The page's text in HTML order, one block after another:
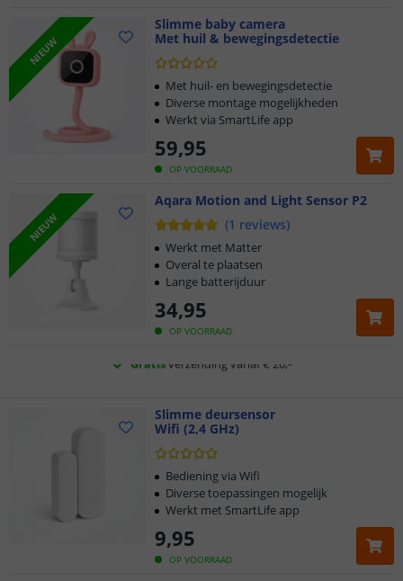
NIEUW
Slimme baby camera
Met huil & bewegingsdetectie
OP VOORRAAD
59,95
Met huil- en bewegingsdetectie
Diverse montage mogelijkheden
Werkt via SmartLife app
NIEUW
Aqara Motion and Light Sensor P2
(1 reviews)
OP VOORRAAD
34,95
Werkt met Matter
Overal te plaatsen
Lange batterijduur
Klantbeoordeling 9.1
Voor 23:45 uur besteld,morgen in huis
2 jaar garantie
Gratis verzending vanaf € 20,-
Klantbeoordeling 9.1
Voor 23:45 uur besteld,morgen in huis
Slimme deursensor
Wifi (2,4 GHz)
OP VOORRAAD
9,95
Bediening via Wifi
Diverse toepassingen mogelijk
Werkt met SmartLife app